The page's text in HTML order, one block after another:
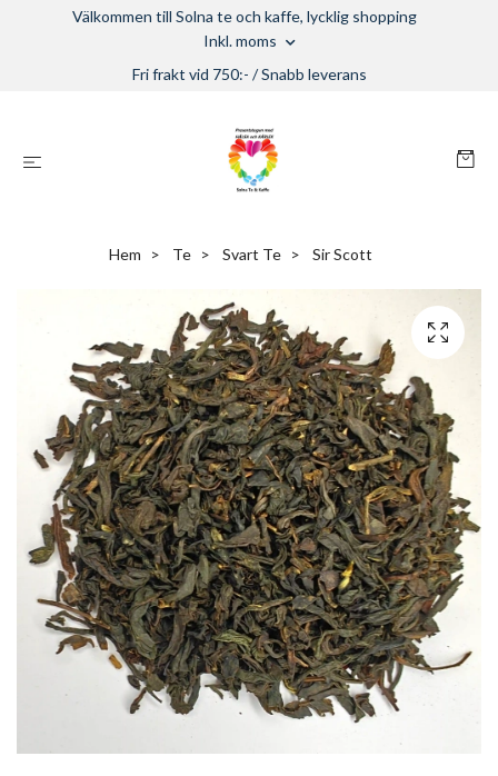
Välkommen till Solna te och kaffe, lycklig shopping
Inkl. moms
Fri frakt vid 750:- / Snabb leverans
Hem Te Svart Te Sir Scott